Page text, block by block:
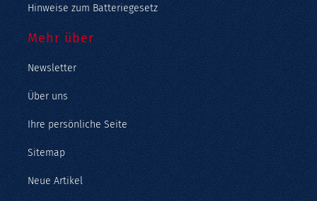
Hinweise zum Batteriegesetz
Mehr über
Newsletter
Über uns
Ihre persönliche Seite
Sitemap
Neue Artikel